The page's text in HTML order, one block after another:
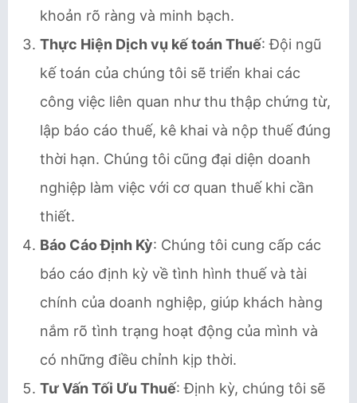
khoản rõ ràng và minh bạch.
Thực Hiện Dịch vụ kế toán Thuế: Đội ngũ
kế toán của chúng tôi sẽ triển khai các
công việc liên quan như thu thập chứng từ,
lập báo cáo thuế, kê khai và nộp thuế đúng
thời hạn. Chúng tôi cũng đại diện doanh
nghiệp làm việc với cơ quan thuế khi cần
thiết.
Báo Cáo Định Kỳ: Chúng tôi cung cấp các
báo cáo định kỳ về tình hình thuế và tài
chính của doanh nghiệp, giúp khách hàng
nắm rõ tình trạng hoạt động của mình và
có những điều chỉnh kịp thời.
Tư Vấn Tối Ưu Thuế: Định kỳ, chúng tôi sẽ